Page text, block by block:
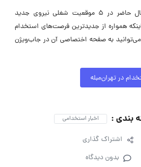
تهران‌مبله در حال حاضر در ۵ موقعیت شغلی نیروی جدید
همواره از جدیدترین فرصت‌های استخدام
می‌توانید به صفحه اختصاصی آن در جاب‌ویژن
در تهران‌مبله
بندی : اخبار استخدامی
اشتراک گذاری
بدون دیدگاه